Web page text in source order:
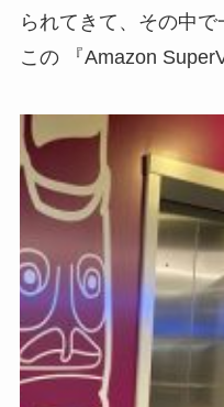
られてきて、その中
この 『Amazon